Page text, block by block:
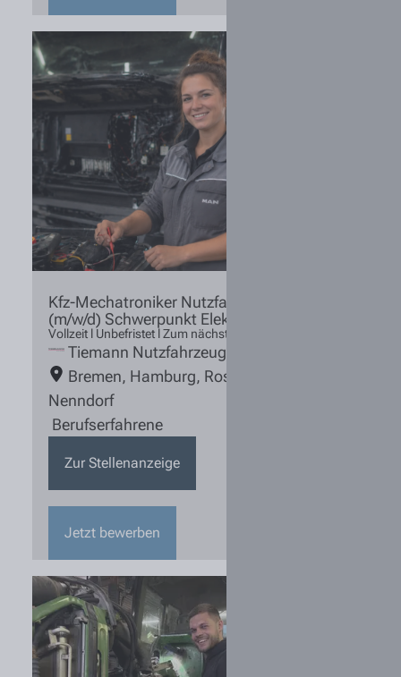
Kfz-Mechatroniker Nutzfahrzeugtechnik
(m/w/d) Schwerpunkt Elektrik
Vollzeit l Unbefristet l Zum nächstmöglichen Zeitpunkt
Tiemann Nutzfahrzeuge
Bremen, Hamburg, Rosengarten /
Nenndorf
Berufserfahrene
Zur Stellenanzeige
Jetzt bewerben